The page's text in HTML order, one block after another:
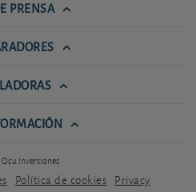
PRENSA
Inversiones
Política de cookies Privacy